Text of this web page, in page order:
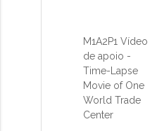
M1A2P1 Vídeo
de apoio -
Time-Lapse
Movie of One
World Trade
Center